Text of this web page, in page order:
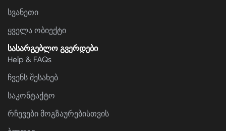
სვანეთი
ყველა ობიექტი
სასარგებლო გვერდები
Help & FAQs
ჩვენს შესახებ
საკონტაქტო
რჩევები მოგზაურებისთვის